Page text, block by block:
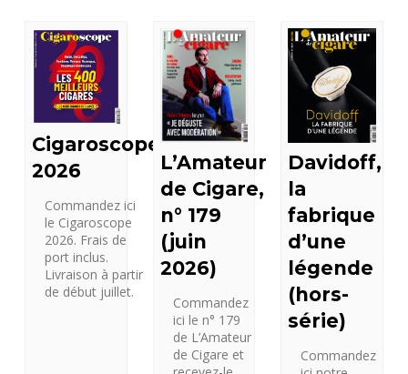
Cigaroscope
2026
Commandez ici
le Cigaroscope
2026. Frais de
port inclus.
Livraison à partir
de début juillet.
L’Amateur
de Cigare,
n° 179
(juin
2026)
Commandez
ici le n° 179
de L’Amateur
de Cigare et
Davidoff,
la
fabrique
d’une
légende
(hors-
série)
Commandez